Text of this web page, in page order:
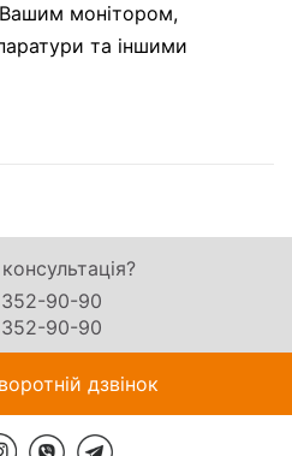
монітором,
та іншими
90-90
90-90
дзвінок